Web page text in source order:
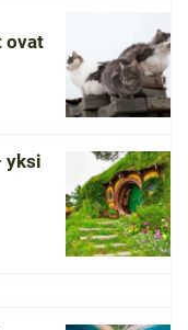
ovat
yksi